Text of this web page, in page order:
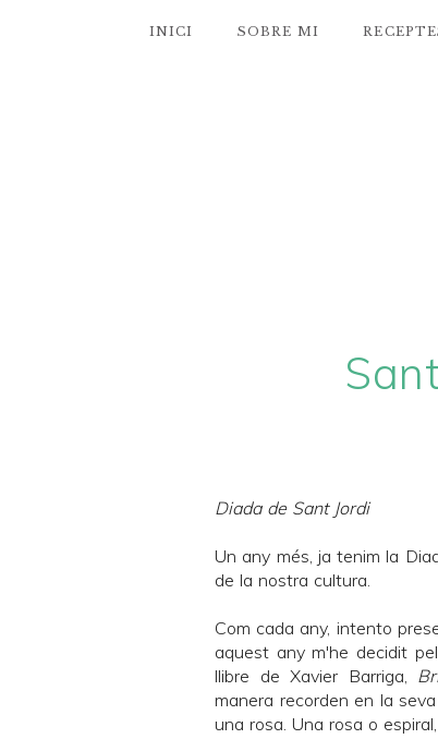
INICI SOBRE MI
Diada de Sant Jordi
Un any més, ja tenim la
de la nostra cultura.
Com cada any, intento
aquest any m'he decidit
llibre de Xavier Barriga,
manera recorden en la
una rosa. Una rosa o